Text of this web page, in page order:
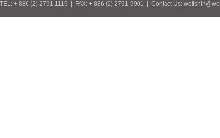
TEL: + 886 (2) 2791-1119 | FAX: + 886 (2) 2791-9901 | Contact Us: